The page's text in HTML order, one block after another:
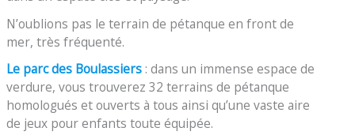
N’oublions pas le terrain de pétanque en front de
mer, très fréquenté.
Le parc des Boulassiers : dans un immense espace de
verdure, vous trouverez 32 terrains de pétanque
homologués et ouverts à tous ainsi qu’une vaste aire
de jeux pour enfants toute équipée.